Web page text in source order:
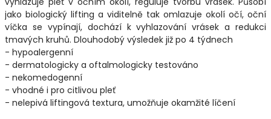
jako biologický lifting a viditelně tak omlazuje okolí očí, oční
víčka se vypínají, dochází k vyhlazování vrásek a redukci
tmavých kruhů. Dlouhodobý výsledek již po 4 týdnech
- hypoalergenní
- dermatologicky a oftalmologicky testováno
- nekomedogenní
- vhodné i pro citlivou pleť
- nelepivá liftingová textura, umožňuje okamžité líčení